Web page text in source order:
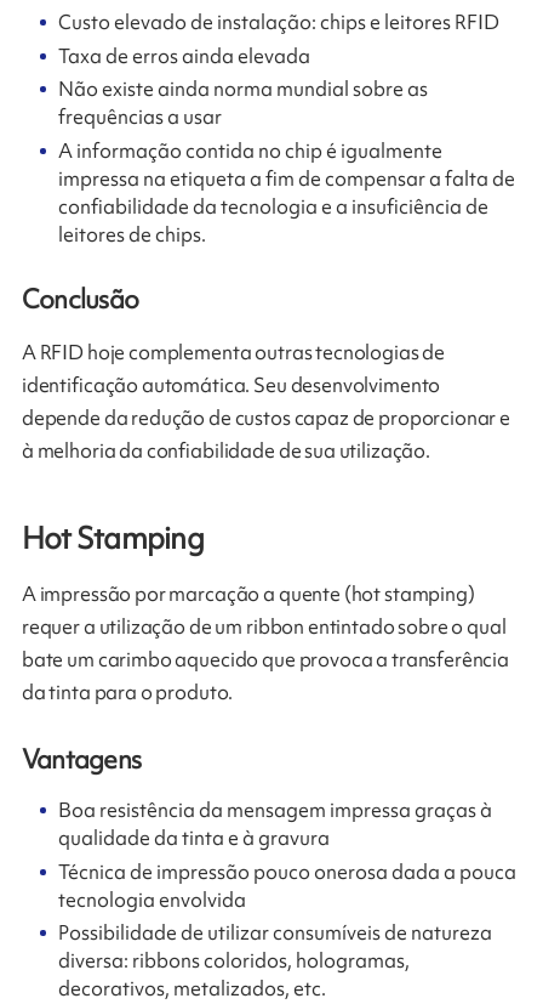
Custo elevado de instalação: chips e leitores RFID
Taxa de erros ainda elevada
Não existe ainda norma mundial sobre as
frequências a usar
A informação contida no chip é igualmente
impressa na etiqueta a fim de compensar a falta de
confiabilidade da tecnologia e a insuficiência de
leitores de chips.
Conclusão
A RFID hoje complementa outras tecnologias de
identificação automática. Seu desenvolvimento
depende da redução de custos capaz de proporcionar e
à melhoria da confiabilidade de sua utilização.
Hot Stamping
A impressão por marcação a quente (hot stamping)
requer a utilização de um ribbon entintado sobre o qual
bate um carimbo aquecido que provoca a transferência
da tinta para o produto.
Vantagens
Boa resistência da mensagem impressa graças à
qualidade da tinta e à gravura
Técnica de impressão pouco onerosa dada a pouca
tecnologia envolvida
Possibilidade de utilizar consumíveis de natureza
diversa: ribbons coloridos, hologramas,
decorativos, metalizados, etc.